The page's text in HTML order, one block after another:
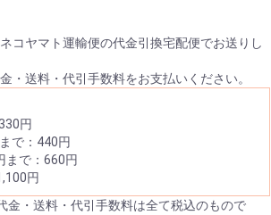
コヤマト運輸便の代金引換宅配便でお送りし
・送料・代引手数料をお支払いください。
円
で：440円
まで：660円
円
金・送料・代引手数料は全て税込のもので